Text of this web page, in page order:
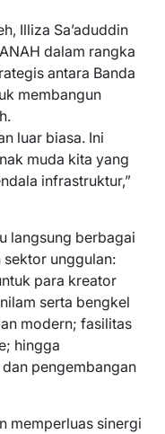
Illiza Sa’aduddin
dalam rangka
antara Banda
membangun
luar biasa. Ini
muda kita yang
infrastruktur,”
langsung berbagai
unggulan:
para kreator
serta bengkel
modern; fasilitas
hingga
pengembangan
memperluas sinergi